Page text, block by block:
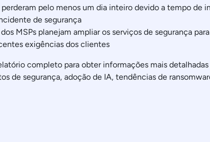
pelo menos um dia inteiro devido a tempo de
de segurança
MSPs planejam ampliar os serviços de segurança
exigências dos clientes
completo para obter informações mais detalhadas
de segurança, adoção de IA, tendências de